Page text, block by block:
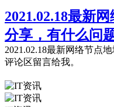
2021.02.18最新
分享，有什么问
2021.02.18最新网络节点
评论区留言给我。